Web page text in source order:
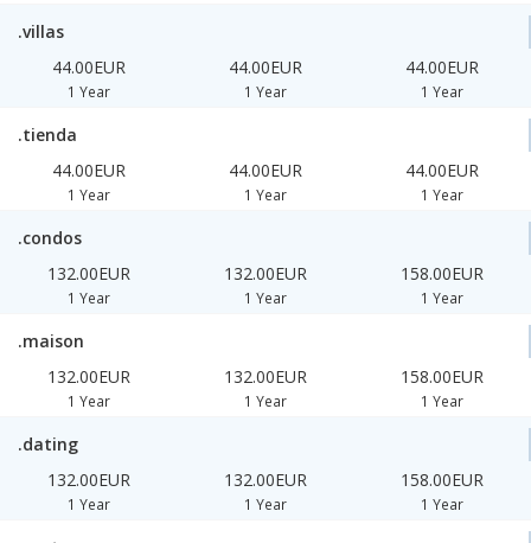
.villas
44.00EUR
1 Year
44.00EUR
1 Year
44.00EUR
1 Year
.tienda
44.00EUR
1 Year
44.00EUR
1 Year
44.00EUR
1 Year
.condos
132.00EUR
1 Year
132.00EUR
1 Year
158.00EUR
1 Year
.maison
132.00EUR
1 Year
132.00EUR
1 Year
158.00EUR
1 Year
.dating
132.00EUR
1 Year
132.00EUR
1 Year
158.00EUR
1 Year